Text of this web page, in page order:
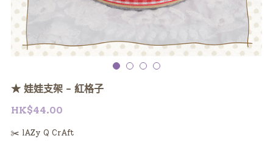
★ 娃娃支架 - 紅格子
HK$44.00
✂️ lAZy Q CrAft